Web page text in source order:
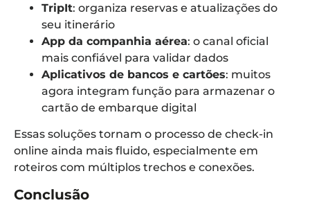
TripIt: organiza reservas e atualizações do
seu itinerário
App da companhia aérea: o canal oficial
mais confiável para validar dados
Aplicativos de bancos e cartões: muitos
agora integram função para armazenar o
cartão de embarque digital
Essas soluções tornam o processo de check-in
online ainda mais fluido, especialmente em
roteiros com múltiplos trechos e conexões.
Conclusão